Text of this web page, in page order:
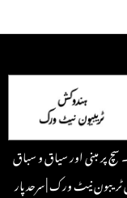
پر مبنی اور سیاق و سباق
نیٹ ورک | سرحد پار